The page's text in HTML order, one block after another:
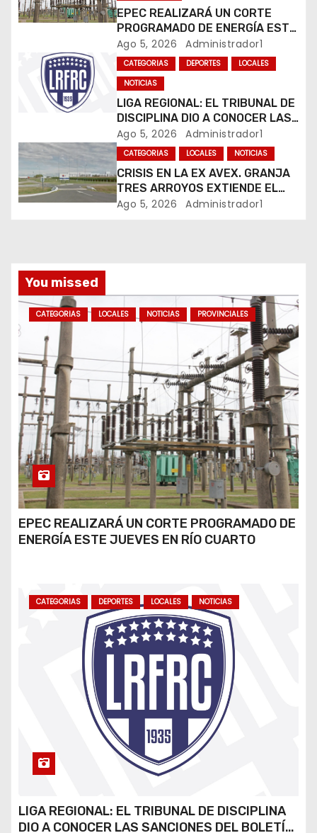
e
a
d
EPEC REALIZARÁ UN CORTE
PROGRAMADO DE ENERGÍA ESTE
JUEVES EN RÍO CUARTO
Ago 5, 2026 Administrador1
CATEGORIAS DEPORTES
LOCALES
NOTICIAS
LIGA REGIONAL: EL TRIBUNAL DE
DISCIPLINA DIO A CONOCER LAS
SANCIONES DEL BOLETÍN
OFICIAL N.º 24
Ago 5, 2026 Administrador1
CATEGORIAS LOCALES NOTICIAS
CRISIS EN LA EX AVEX. GRANJA
TRES ARROYOS EXTIENDE EL
CIERRE DE LA PLANTA DE AVEX
Ago 5, 2026 Administrador1
You missed
CATEGORIAS LOCALES NOTICIAS PROVINCIALES
EPEC REALIZARÁ UN CORTE PROGRAMADO DE
ENERGÍA ESTE JUEVES EN RÍO CUARTO
CATEGORIAS DEPORTES LOCALES NOTICIAS
LIGA REGIONAL: EL TRIBUNAL DE DISCIPLINA
DIO A CONOCER LAS SANCIONES DEL BOLETÍN